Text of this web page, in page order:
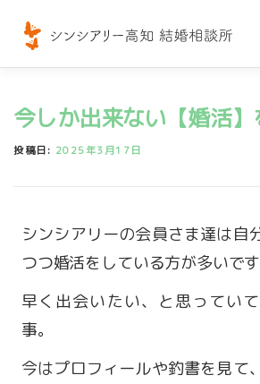
テ
へ
今しか出来ない【婚活
投稿日: 2025年3月17日
シンシアリーの会員さま達は自
つつ婚活をしている方が多いです
早く出会いたい、と思ってい
事。
今はプロフィールや釣書を見て